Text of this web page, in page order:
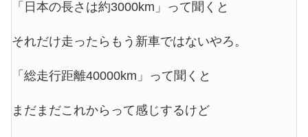
「日本の長さは約3000km」って聞くと
それだけ走ったらもう新車ではないやろ。
「総走行距離40000km」って聞くと
まだまだこれからって感じするけど